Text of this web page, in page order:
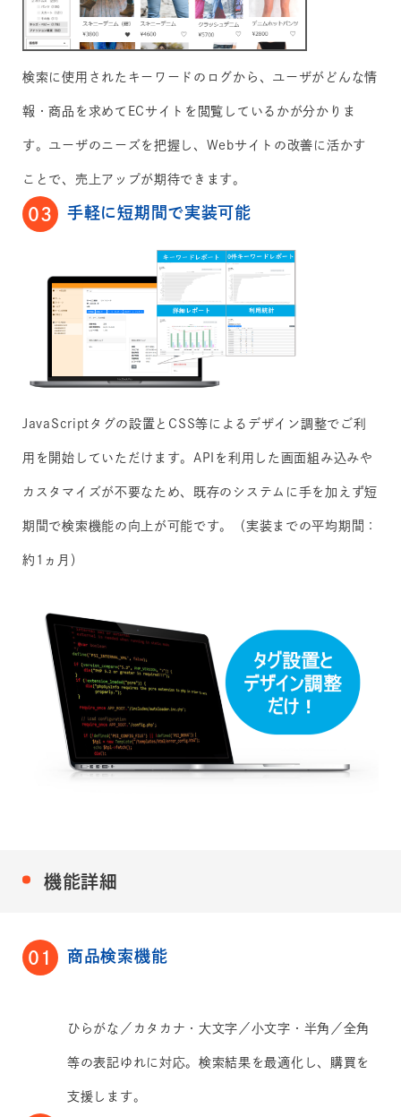
検索に使用されたキーワードのログから、ユーザがどんな情
報・商品を求めてECサイトを閲覧しているかが分かりま
す。ユーザのニーズを把握し、Webサイトの改善に活かす
ことで、売上アップが期待できます。
03 手軽に短期間で実装可能
JavaScriptタグの設置とCSS等によるデザイン調整でご利
用を開始していただけます。APIを利用した画面組み込みや
カスタマイズが不要なため、既存のシステムに手を加えず短
期間で検索機能の向上が可能です。（実装までの平均期間：
約1ヵ月）
機能詳細
01 商品検索機能
ひらがな／カタカナ・大文字／小文字・半角／全角
等の表記ゆれに対応。検索結果を最適化し、購買を
支援します。